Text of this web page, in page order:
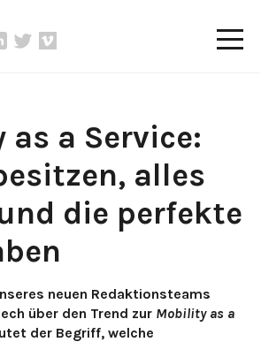
a Service:
alles
die perfekte
neuen Redaktionsteams
über den Trend zur Mobility as a
der Begriff, welche